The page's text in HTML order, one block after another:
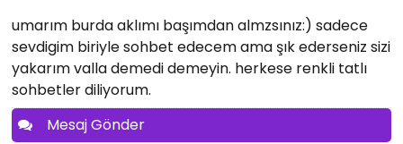
umarım burda aklımı başımdan almzsınız:) sadece
sevdigim biriyle sohbet edecem ama şık ederseniz sizi
yakarım valla demedi demeyin. herkese renkli tatlı
sohbetler diliyorum.
Mesaj Gönder